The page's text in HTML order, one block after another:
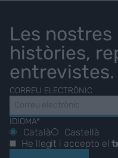
Les
històries,
entrevistes.
CORREU ELECTRÒNIC
IDIOMA*
Català
Castellà
He llegit i accepto el